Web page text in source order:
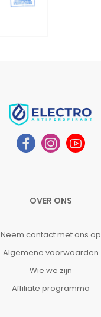
OVER ONS
Neem contact met ons op
Algemene voorwaarden
Wie we zijn
Affiliate programma